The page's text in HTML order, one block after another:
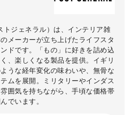
トジェネラル）は、インテリア雑
メーカーが立ち上げたライフスタ
ドです。「もの」に好きを詰め込
、楽しくなる製品を提供。イギリ
うな経年変化の味わいや、無骨な
ムを展開。ミリタリーやインダス
囲気を持ちながら、手頃な価格帯
でいます。